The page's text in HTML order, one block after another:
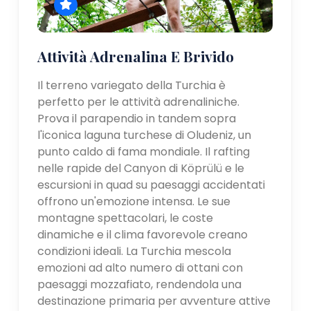
Attività Adrenalina E Brivido
Il terreno variegato della Turchia è
perfetto per le attività adrenaliniche.
Prova il parapendio in tandem sopra
l'iconica laguna turchese di Oludeniz, un
punto caldo di fama mondiale. Il rafting
nelle rapide del Canyon di Köprülü e le
escursioni in quad su paesaggi accidentati
offrono un'emozione intensa. Le sue
montagne spettacolari, le coste
dinamiche e il clima favorevole creano
condizioni ideali. La Turchia mescola
emozioni ad alto numero di ottani con
paesaggi mozzafiato, rendendola una
destinazione primaria per avventure attive